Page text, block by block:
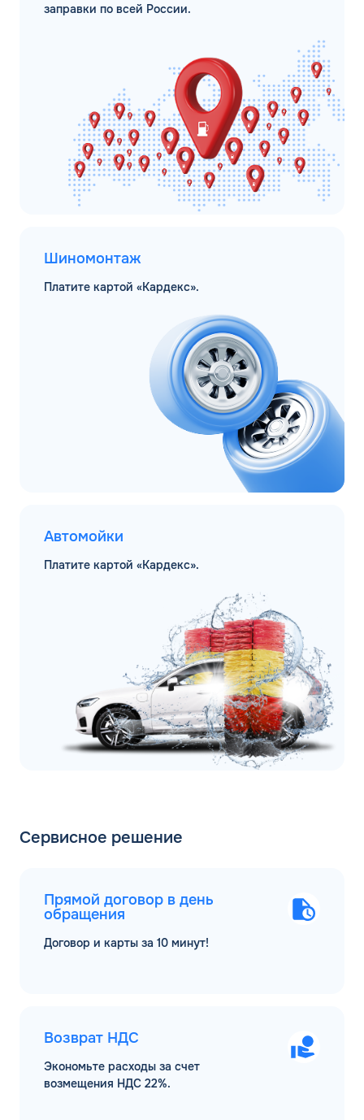
заправки по всей России.
Шиномонтаж
Платите картой «Кардекс».
Автомойки
Платите картой «Кардекс».
Сервисное решение
Прямой договор в день
обращения
Договор и карты за 10 минут!
Возврат НДС
Экономьте расходы за счет
возмещения НДС 22%.